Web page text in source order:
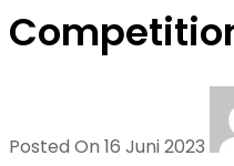
Posted On 16 Juni 2023